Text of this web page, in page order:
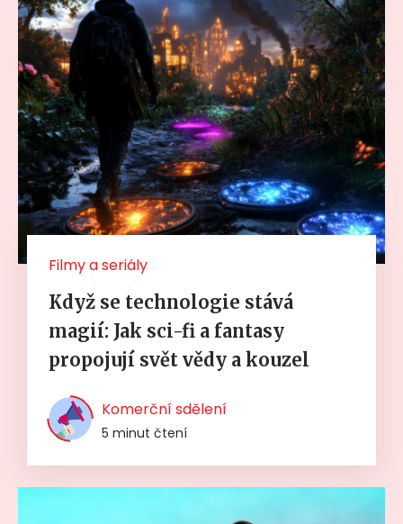
Filmy a seriály
Když se technologie stává
magií: Jak sci-fi a fantasy
propojují svět vědy a kouzel
Komerční sdělení
5 minut čtení